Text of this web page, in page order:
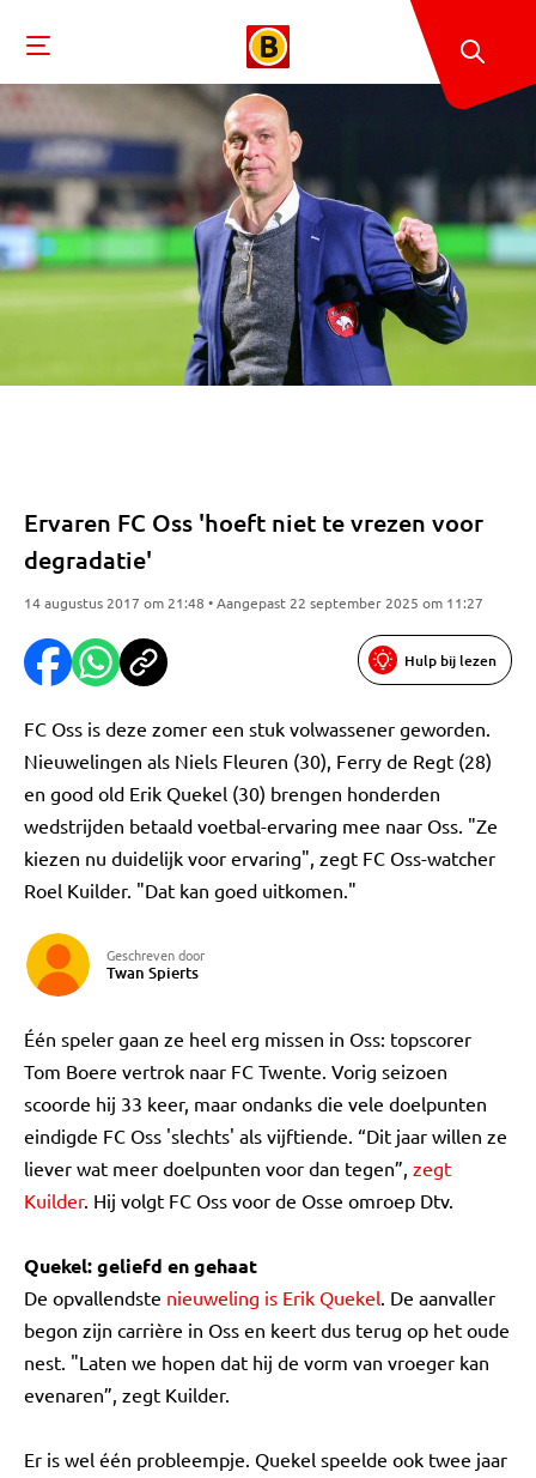
Ervaren FC Oss 'hoeft niet te vrezen voor
degradatie'
14 augustus 2017 om 21:48 • Aangepast 22 september 2025 om 11:27
Hulp bij lezen
FC Oss is deze zomer een stuk volwassener geworden.
Nieuwelingen als Niels Fleuren (30), Ferry de Regt (28)
en good old Erik Quekel (30) brengen honderden
wedstrijden betaald voetbal-ervaring mee naar Oss. "Ze
kiezen nu duidelijk voor ervaring", zegt FC Oss-watcher
Roel Kuilder. "Dat kan goed uitkomen."
Geschreven door
Twan Spierts
Één speler gaan ze heel erg missen in Oss: topscorer
Tom Boere vertrok naar FC Twente. Vorig seizoen
scoorde hij 33 keer, maar ondanks die vele doelpunten
eindigde FC Oss 'slechts' als vijftiende. “Dit jaar willen ze
liever wat meer doelpunten voor dan tegen”, zegt
Kuilder. Hij volgt FC Oss voor de Osse omroep Dtv.
Quekel: geliefd en gehaat
De opvallendste nieuweling is Erik Quekel. De aanvaller
begon zijn carrière in Oss en keert dus terug op het oude
nest. "Laten we hopen dat hij de vorm van vroeger kan
evenaren”, zegt Kuilder.
Er is wel één probleempje. Quekel speelde ook twee jaar